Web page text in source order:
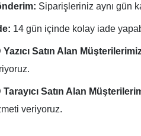
Siparişleriniz aynı gün
14 gün içinde kolay iade
Yazıcı Satın Alan
Tarayıcı Satın Alan
veriyoruz.